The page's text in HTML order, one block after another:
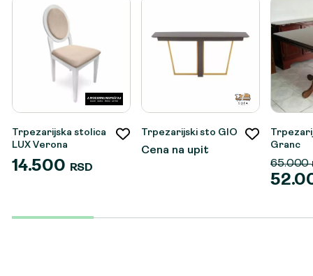
Trpezarijska stolica
LUX Verona
14.500 RSD
Trpezarijski sto GIO
Cena na upit
Granc
65.000
je
je: